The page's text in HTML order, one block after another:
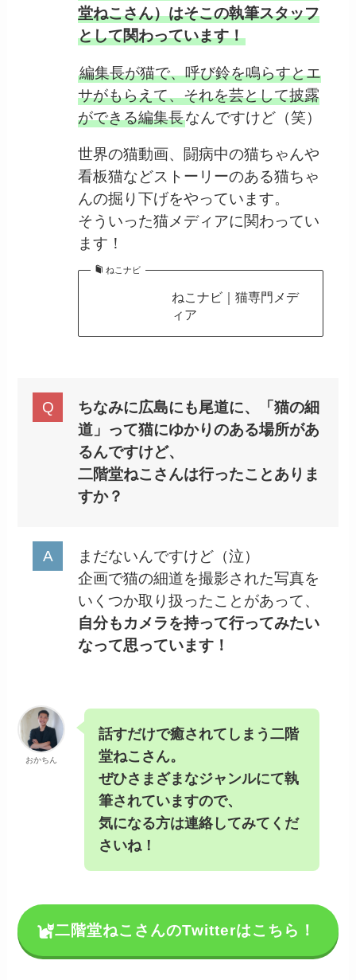
堂ねこさん）はそこの執筆スタッフ
として関わっています！
編集長が猫で、呼び鈴を鳴らすとエ
サがもらえて、それを芸として披露
ができる編集長なんですけど（笑）
世界の猫動画、闘病中の猫ちゃんや
看板猫などストーリーのある猫ちゃ
んの掘り下げをやっています。
そういった猫メディアに関わってい
ます！
ねこナビ
ねこナビ｜猫専門メデ
ィア
ちなみに広島にも尾道に、「猫の細
道」って猫にゆかりのある場所があ
るんですけど、
二階堂ねこさんは行ったことありま
すか？
まだないんですけど（泣）
企画で猫の細道を撮影された写真を
いくつか取り扱ったことがあって、
自分もカメラを持って行ってみたい
なって思っています！
おかちん
話すだけで癒されてしまう二階
堂ねこさん。
ぜひさまざまなジャンルにて執
筆されていますので、
気になる方は連絡してみてくだ
さいね！
二階堂ねこさんのTwitterはこちら！